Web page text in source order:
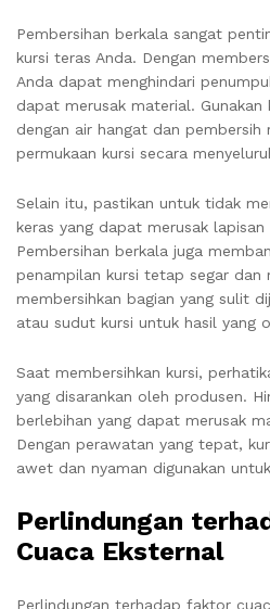
Pembersihan berkala sangat
kursi teras Anda. Dengan
Anda dapat menghindari
dapat merusak material.
dengan air hangat dan pembersih
permukaan kursi secara
Selain itu, pastikan untuk tidak
keras yang dapat merusak lapisan
Pembersihan berkala juga
penampilan kursi tetap segar dan
membersihkan bagian yang sulit
atau sudut kursi untuk hasil yang
Saat membersihkan kursi,
yang disarankan oleh produsen.
berlebihan yang dapat merusak
Dengan perawatan yang tepat,
awet dan nyaman digunakan
Perlindungan
Cuaca Eksternal
Perlindungan terhadap faktor